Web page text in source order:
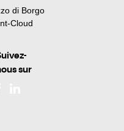
di Borgo
Cloud
sur